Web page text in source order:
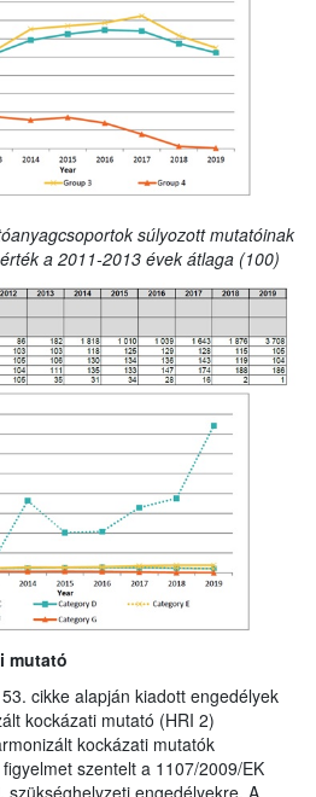
súlyozott mutatóinak
a 2011-2013 évek átlaga (100)
mutató
cikke alapján kiadott engedélyek
kockázati mutató (HRI 2)
kockázati mutatók
szentelt a 1107/2009/EK